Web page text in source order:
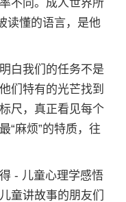
不同。成人世界所
读懂的语言，是他
白我们的任务不是
们特有的光芒找到
尺，真正看见每个
“麻烦”的特质，往
- 儿童心理学感悟
童讲故事的朋友们